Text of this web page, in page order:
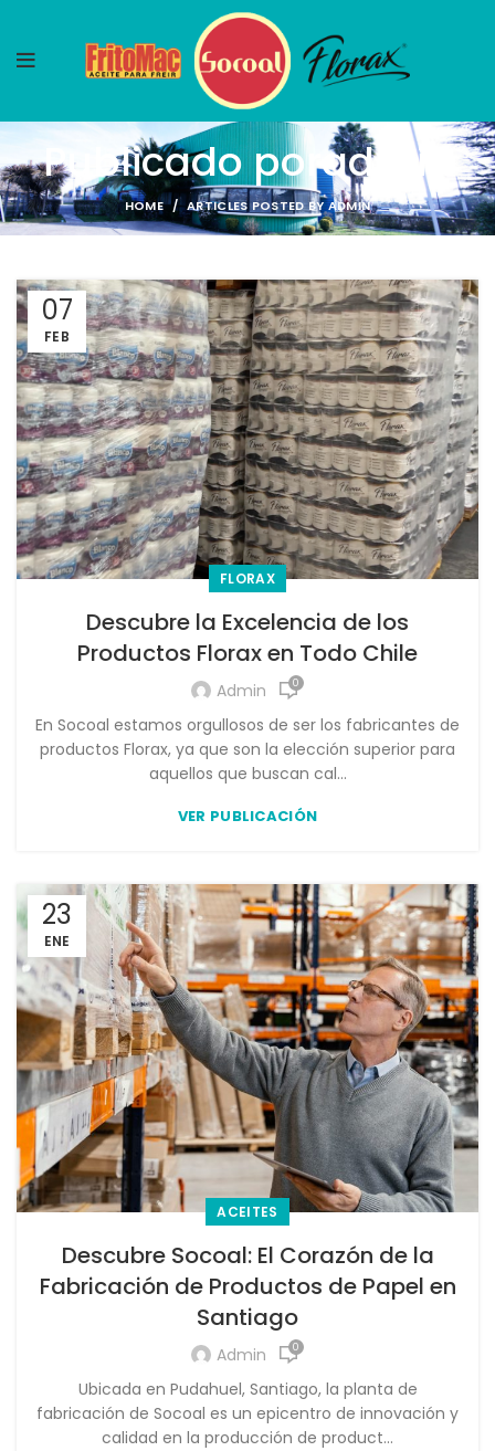
Publicado poradmin
HOME ARTICLES POSTED BY ADMIN
07
FEB
FLORAX
Descubre la Excelencia de los
Productos Florax en Todo Chile
Admin 0
En Socoal estamos orgullosos de ser los fabricantes de
productos Florax, ya que son la elección superior para
aquellos que buscan cal...
VER PUBLICACIÓN
23
ENE
ACEITES
Descubre Socoal: El Corazón de la
Fabricación de Productos de Papel en
Santiago
Admin 0
Ubicada en Pudahuel, Santiago, la planta de
fabricación de Socoal es un epicentro de innovación y
calidad en la producción de product...